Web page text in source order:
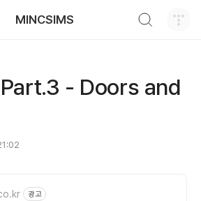
MINCSIMS
- Doors and
광고